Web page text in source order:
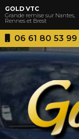
Aller
au
contenu
principal
06 61 80 53 99
GOLD VTC
Grande remise sur Nantes,
Rennes et Brest